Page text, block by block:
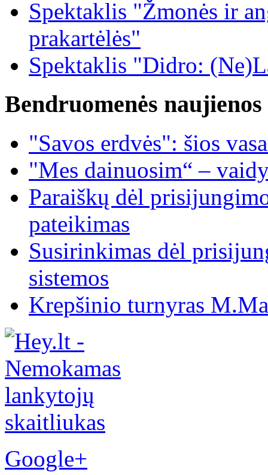
Spektaklis "Žmonės ir
prakartėlės"
Spektaklis "Didro:
Bendruomenės naujienos
"Savos erdvės": šios
"Mes dainuosim“ –
Paraiškų dėl
pateikimas
Susirinkimas dėl
sistemos
Krepšinio turnyras
Google+